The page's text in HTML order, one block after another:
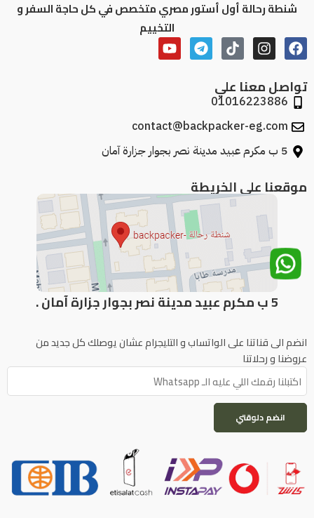
شنطة رحالة أول أستور مصري متخصص في كل حاجة السفر و
التخييم
تواصل معنا علي
01016223886
contact@backpacker-eg.com
5 ب مكرم عبيد مدينة نصر بجوار جزارة آمان
موقعنا علي الخريطة
5 ب مكرم عبيد مدينة نصر بجوار جزارة آمان .
انضم الى قناتنا على الواتساب و التليجرام عشان يوصلك كل جديد من
عروضنا و رحلاتنا